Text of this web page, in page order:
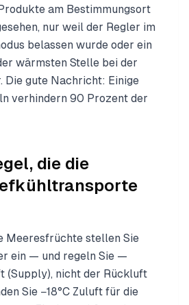
am Bestimmungsort
nur weil der Regler im
belassen wurde oder ein
wärmsten Stelle bei der
Die gute Nachricht: Einige
verhindern 90 Prozent der
die die
Meeresfrüchte stellen Sie
ein — und regeln Sie —
(Supply), nicht der Rückluft
Sie −18°C Zuluft für die